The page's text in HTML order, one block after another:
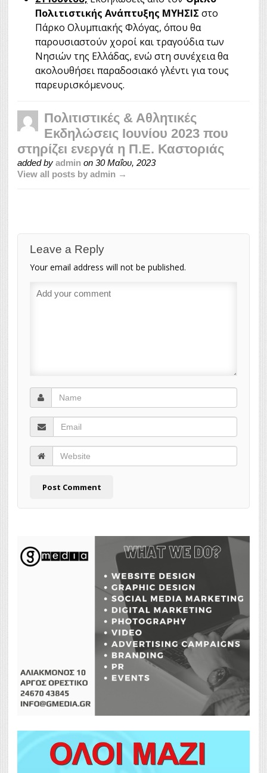
Πολιτιστικής Ανάπτυξης ΜΥΗΣΙΣ στο
Πάρκο Ολυμπιακής Φλόγας, όπου θα
παρουσιαστούν χοροί και τραγούδια των
Νησιών της Ελλάδας, ενώ στη συνέχεια θα
ακολουθήσει παραδοσιακό γλέντι για τους
παρευρισκόμενους.
Πολιτιστικές & Αθλητικές
Εκδηλώσεις Ιουνίου 2023 που
στηρίζει ενεργά η Π.Ε. Καστοριάς
added by admin on 30 Μαΐου, 2023
View all posts by admin →
Leave a Reply
Your email address will not be published.